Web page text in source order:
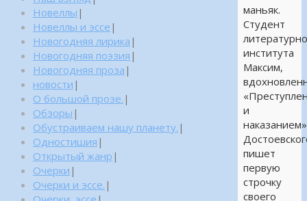
маньяк.
Студент
института
Максим,
и
наказанием»
пишет
первую
строчку
своего
Новеллы |
Новеллы и эссе |
Новогодняя лирика |
Новогодняя поэзия |
Новогодняя проза |
новости |
О большой прозе. |
Обзоры |
Обустраиваем нашу планету. |
Одностишия |
Открытый жанр |
Очерки |
Очерки и эссе. |